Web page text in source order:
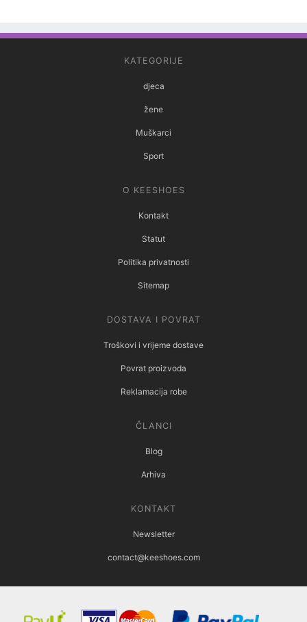
KATEGORIJE
djeca
žene
Muškarci
Sport
O KEESHOES
Kontakt
Statut
Politika privatnosti
Sitemap
DOSTAVA I POVRAT
Troškovi i vrijeme dostave
Povrat proizvoda
Reklamacija robe
ČLANCI
Blog
Arhiva
KONTAKT
Newsletter
contact@keeshoes.com